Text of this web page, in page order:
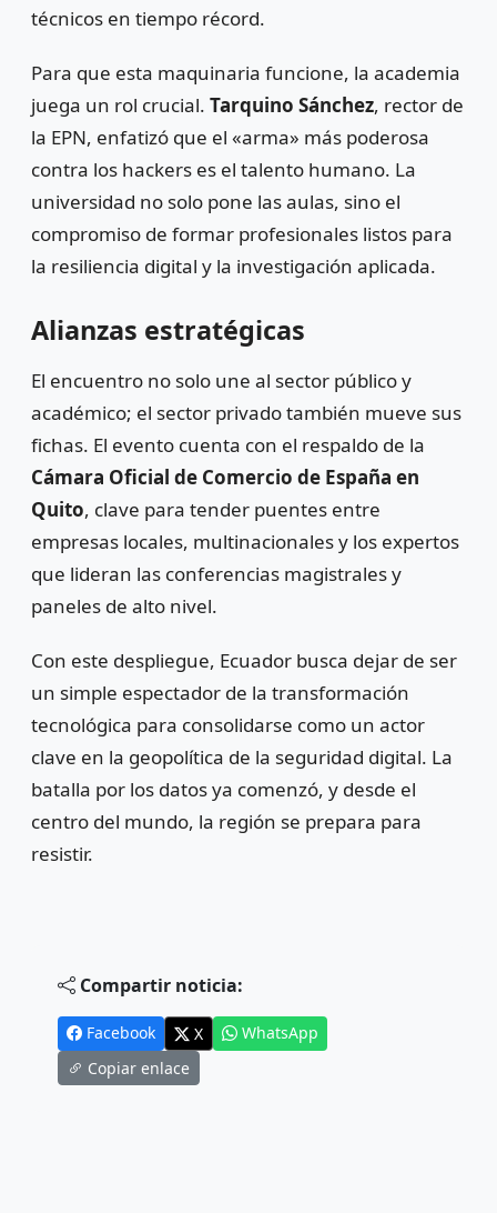
técnicos en tiempo récord.
Para que esta maquinaria funcione, la academia
juega un rol crucial. Tarquino Sánchez, rector de
la EPN, enfatizó que el «arma» más poderosa
contra los hackers es el talento humano. La
universidad no solo pone las aulas, sino el
compromiso de formar profesionales listos para
la resiliencia digital y la investigación aplicada.
Alianzas estratégicas
El encuentro no solo une al sector público y
académico; el sector privado también mueve sus
fichas. El evento cuenta con el respaldo de la
Cámara Oficial de Comercio de España en
Quito, clave para tender puentes entre
empresas locales, multinacionales y los expertos
que lideran las conferencias magistrales y
paneles de alto nivel.
Con este despliegue, Ecuador busca dejar de ser
un simple espectador de la transformación
tecnológica para consolidarse como un actor
clave en la geopolítica de la seguridad digital. La
batalla por los datos ya comenzó, y desde el
centro del mundo, la región se prepara para
resistir.
Compartir noticia:
Facebook X
WhatsApp
Copiar enlace